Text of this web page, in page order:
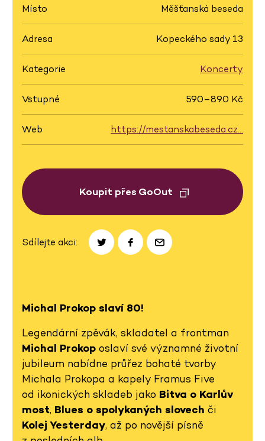
Místo Měšťanská beseda
Adresa Kopeckého sady 13
Kategorie Koncerty
Vstupné 590–890 Kč
Web https://mestanskabeseda.cz…
Koupit přes GoOut
Sdílejte akci:
Michal Prokop slaví 80!
Legendární zpěvák, skladatel a frontman
Michal Prokop oslaví své významné životní
jubileum nabídne průřez bohaté tvorby
Michala Prokopa a kapely Framus Five
od ikonických skladeb jako Bitva o Karlův
most, Blues o spolykaných slovech či
Kolej Yesterday, až po novější písně